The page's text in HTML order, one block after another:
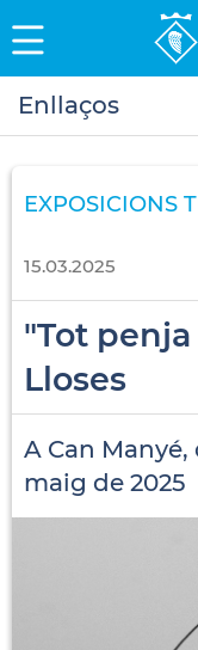
Enllaços
EXPOSICIONS
15.03.2025
"Tot
Lloses
A Can Manyé,
maig de 2025